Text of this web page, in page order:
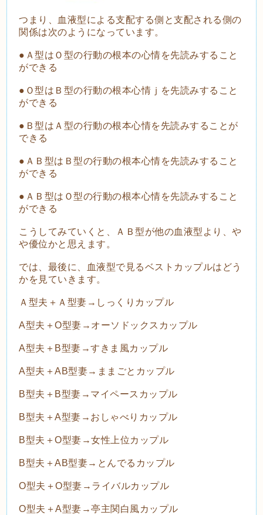
つまり、血液型による支配する側と支配される側の
関係は次のようになっています。
●Ａ型はＯ型の行動の根本の心情を先読みすること
ができる
●Ｏ型はＢ型の行動の根本心情ｊを先読みすること
ができる
●Ｂ型はＡ型の行動の根本心情を先読みすることが
できる
●ＡＢ型はＢ型の行動の根本心情を先読みすること
ができる
●ＡＢ型はＯ型の行動の根本心情を先読みすること
ができる
こうしてみていくと、ＡＢ型が他の血液型より、や
や優位かと思えます。
では、最後に、血液型で見るベストカップルはどう
かを見ていきます。
Ａ型夫＋Ａ型妻→しっくりカップル
A型夫＋O型妻→オーソドックスカップル
A型夫＋B型妻→すきま風カップル
A型夫＋AB型妻→ままごとカップル
B型夫＋B型妻→マイペースカップル
B型夫＋A型妻→おしゃべりカップル
B型夫＋O型妻→女性上位カップル
B型夫＋AB型妻→とんでるカップル
O型夫＋O型妻→ライバルカップル
O型夫＋A型妻→亭主関白風カップル